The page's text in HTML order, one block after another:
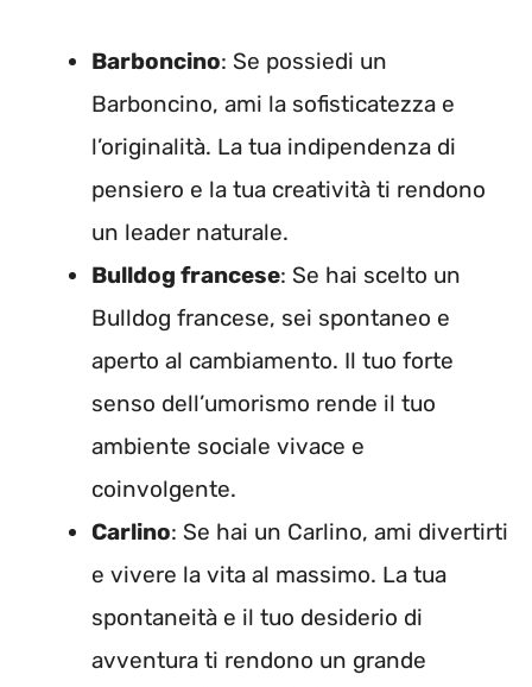
Barboncino: Se possiedi un
Barboncino, ami la sofisticatezza e
l’originalità. La tua indipendenza di
pensiero e la tua creatività ti rendono
un leader naturale.
Bulldog francese: Se hai scelto un
Bulldog francese, sei spontaneo e
aperto al cambiamento. Il tuo forte
senso dell’umorismo rende il tuo
ambiente sociale vivace e
coinvolgente.
Carlino: Se hai un Carlino, ami divertirti
e vivere la vita al massimo. La tua
spontaneità e il tuo desiderio di
avventura ti rendono un grande